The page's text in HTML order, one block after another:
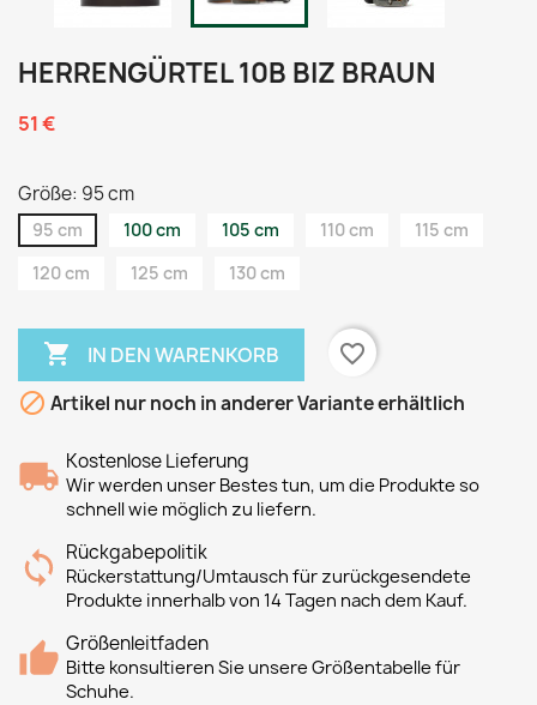
HERRENGÜRTEL 10B BIZ BRAUN
51 €
Größe: 95 cm
95 cm 100 cm 105 cm 110 cm
115 cm
120 cm
125 cm 130 cm
 IN DEN WARENKORB
favorite_border
 Artikel nur noch in anderer Variante erhältlich
Kostenlose Lieferung
Wir werden unser Bestes tun, um die Produkte so
schnell wie möglich zu liefern.
Rückgabepolitik
Rückerstattung/Umtausch für zurückgesendete
Produkte innerhalb von 14 Tagen nach dem Kauf.
Größenleitfaden
Bitte konsultieren Sie unsere Größentabelle für
Schuhe.